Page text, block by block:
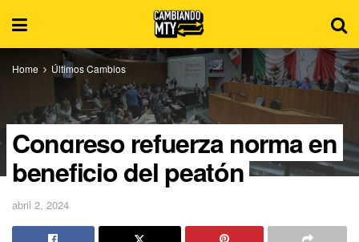
Home Últimos Cambios
Congreso refuerza norma en
beneficio del peatón
abril 2, 2024